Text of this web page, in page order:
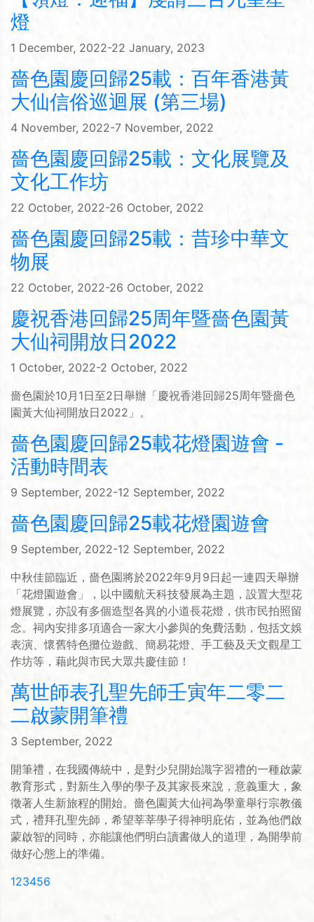
燈
1 December, 2022-22 January, 2023
嗇色園慶回歸25載：百年香港黃
大仙信俗巡迴展 (第三場)
4 November, 2022-7 November, 2022
嗇色園慶回歸25載：文化展覽及
文化工作坊
22 October, 2022-26 October, 2022
嗇色園慶回歸25載：昔珍中華文
物展
22 October, 2022-26 October, 2022
慶祝香港回歸25周年暨嗇色園黃
大仙祠開放日2022
1 October, 2022-2 October, 2022
嗇色園於10月1日至2日舉辦「慶祝香港回歸25周年暨嗇色
園黃大仙祠開放日2022」。
嗇色園慶回歸25載花燈園遊會 -
活動時間表
9 September, 2022-12 September, 2022
嗇色園慶回歸25載花燈園遊會
9 September, 2022-12 September, 2022
中秋佳節臨近，嗇色園將於2022年9月9日起一連四天舉辦
「花燈園遊會」，以中國航天科技發展為主題，設置大型花
燈展覽，亦設有多個造型各異的小道長花燈，供市民拍照留
念。祠內安排多項適合一家大小參與的免費活動，包括文娛
表演、懷舊特色攤位遊戲、簡易花燈、手工藝及天文觀星工
作坊等，藉此與市民大眾共慶佳節！
萬世師表孔聖先師壬寅年二零二
二啟蒙開筆禮
3 September, 2022
開筆禮，在我國傳統中，是對少兒開始識字習禮的一種啟蒙
教育形式，對新生入學的學子及其家長來說，意義重大，象
徵著人生新旅程的開始。嗇色園黃大仙祠為學童舉行宗教儀
式，禮拜孔聖先師，希望莘莘學子得神明庇佑，並為他們啟
蒙啟智的同時，亦能讓他們明白讀書做人的道理，為開學前
做好心態上的準備。
1(current)
23456